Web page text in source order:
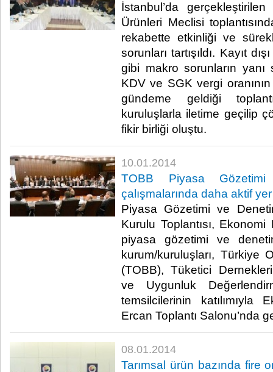
İstanbul’da
Ürünleri Meclisi
rekabette etkinliği ve
sorunları tartışıldı. Kayıt
gibi makro sorunların yanı
KDV ve SGK vergi
gündeme geldiği
kuruluşlarla iletime geçilip
fikir birliği oluştu. ​
10.01.2014
TOBB Piyasa
çalışmalarında daha aktif
Piyasa Gözetimi ve
Kurulu Toplantısı, Ekonomi
piyasa gözetimi ve
kurum/kuruluşları, Türkiye
(TOBB), Tüketici
ve Uygunluk
temsilcilerinin katılımıyla
Ercan Toplantı Salonu’nda
08.01.2014
Tarımsal ürün bazında fire